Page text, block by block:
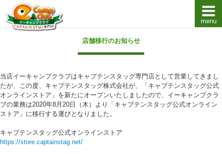
キャプテンスタッグキャンプ用品通販店【eキャンプ
menu
店舗移行のお知らせ
当店イーキャンプクラブはキャプテンスタッグ専門店として営業してきまし
たが、この度、キャプテンスタッグ株式会社が、「キャプテンスタッグ公式
オンラインストア」を新たにオープンいたしましたので、イーキャンプクラ
ブの業務は2020年8月20日（木）より「キャプテンスタッグ公式オンライン
ストア」に移行する運びとなりました。
キャプテンスタッグ公式オンラインストア
https://store.captainstag.net/